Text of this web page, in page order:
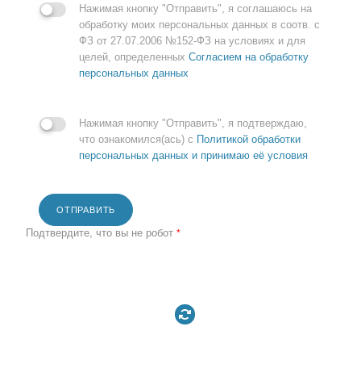
Нажимая кнопку "Отправить", я соглашаюсь на
обработку моих персональных данных в соотв. с
ФЗ от 27.07.2006 №152-ФЗ на условиях и для
целей, определенных Согласием на обработку
персональных данных
Нажимая кнопку "Отправить", я подтверждаю,
что ознакомился(ась) с Политикой обработки
персональных данных и принимаю её условия
ОТПРАВИТЬ
Подтвердите, что вы не робот *